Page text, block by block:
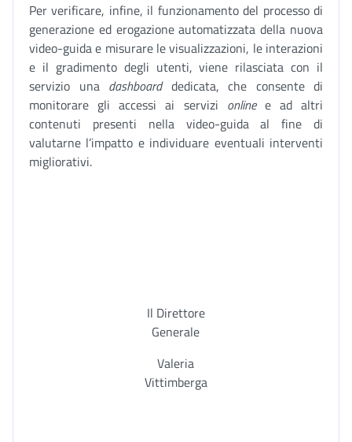
Per verificare, infine, il funzionamento del processo di
generazione ed erogazione automatizzata della nuova
video-guida e misurare le visualizzazioni, le interazioni
e il gradimento degli utenti, viene rilasciata con il
servizio una dashboarddedicata, che consente di
monitorare gli accessi ai servizi onlinee ad altri
contenuti presenti nella video-guida al fine di
valutarne l’impatto e individuare eventuali interventi
migliorativi.
Il Direttore
Generale
Valeria
Vittimberga